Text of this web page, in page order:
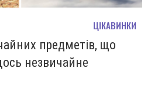
ЦІКАВИНКИ
предметів, що
незвичайне